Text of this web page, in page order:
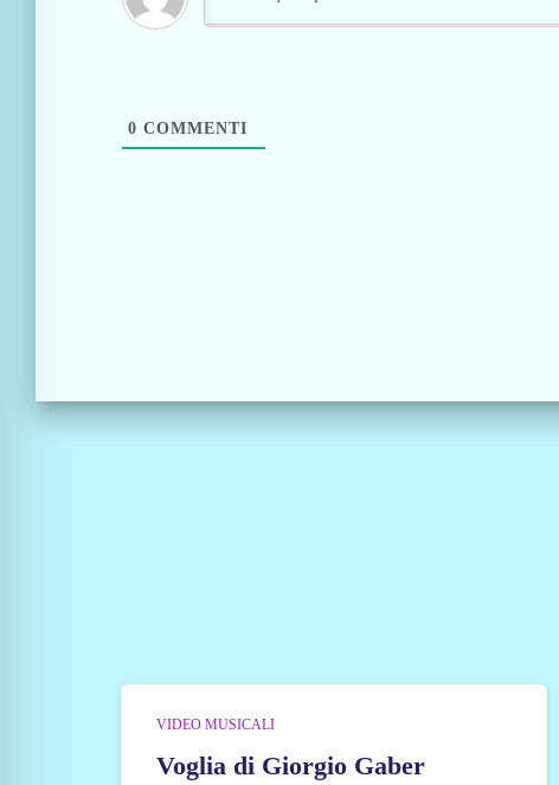
0 COMMENTI
VIDEO MUSICALI
Voglia di Giorgio Gaber